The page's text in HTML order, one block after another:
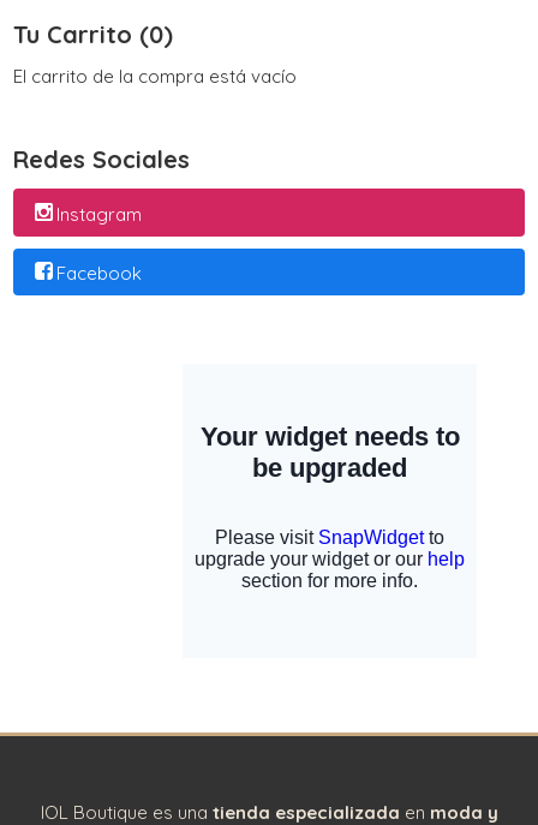
Tu Carrito (0)
El carrito de la compra está vacío
Redes Sociales
Instagram
Facebook
IOL Boutique es una tienda especializada en moda y